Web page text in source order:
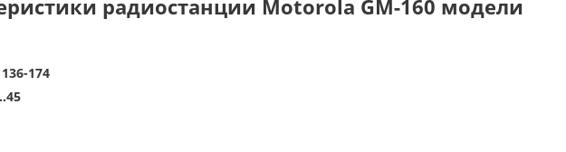
радиостанции Motorola GM-160 модели
136-174